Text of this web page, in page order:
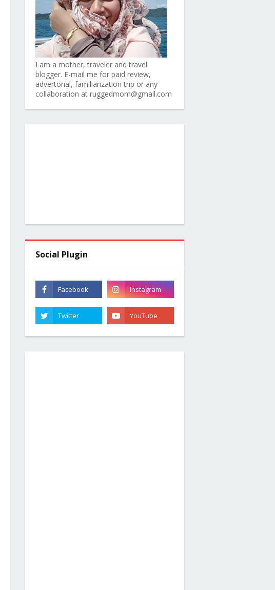
I am a mother, traveler and travel
blogger. E-mail me for paid review,
advertorial, familiarization trip or any
collaboration at ruggedmom@gmail.com
Social Plugin